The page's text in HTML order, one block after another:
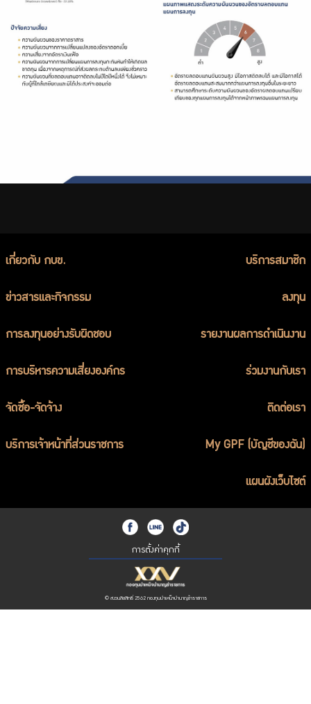
เกี่ยวกับ กบข. บริการสมาชิก
ข่าวสารและกิจกรรม ลงทุน
การลงทุนอย่างรับผิดชอบ รายงานผลการดำเนินงาน
การบริหารความเสี่ยงองค์กร ร่วมงานกับเรา
จัดซื้อ-จัดจ้าง ติดต่อเรา
บริการเจ้าหน้าที่ส่วนราชการ My GPF (บัญชีของฉัน)
แผนผังเว็บไซต์
การตั้งค่าคุกกี้
© สงวนลิขสิทธิ์ 2562 กองทุนบำเหน็จบำนาญข้าราชการ